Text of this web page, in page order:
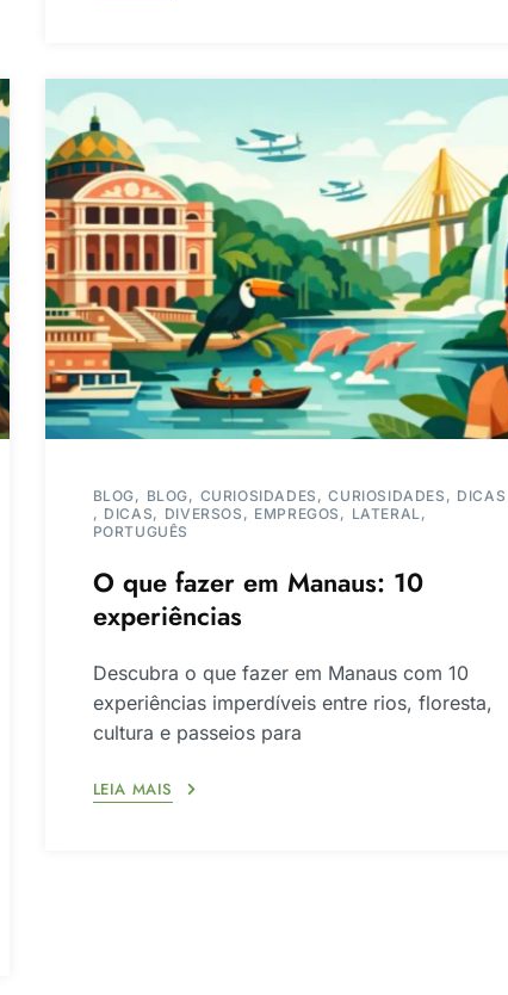
BLOG BLOG CURIOSIDADES CURIOSIDADES
DICAS
DICAS
DIVERSOS EMPREGOS
LATERAL
PORTUGUÊS
O que fazer em Manaus: 10
experiências
Descubra o que fazer em Manaus com 10
experiências imperdíveis entre rios, floresta,
cultura e passeios para
LEIA MAIS